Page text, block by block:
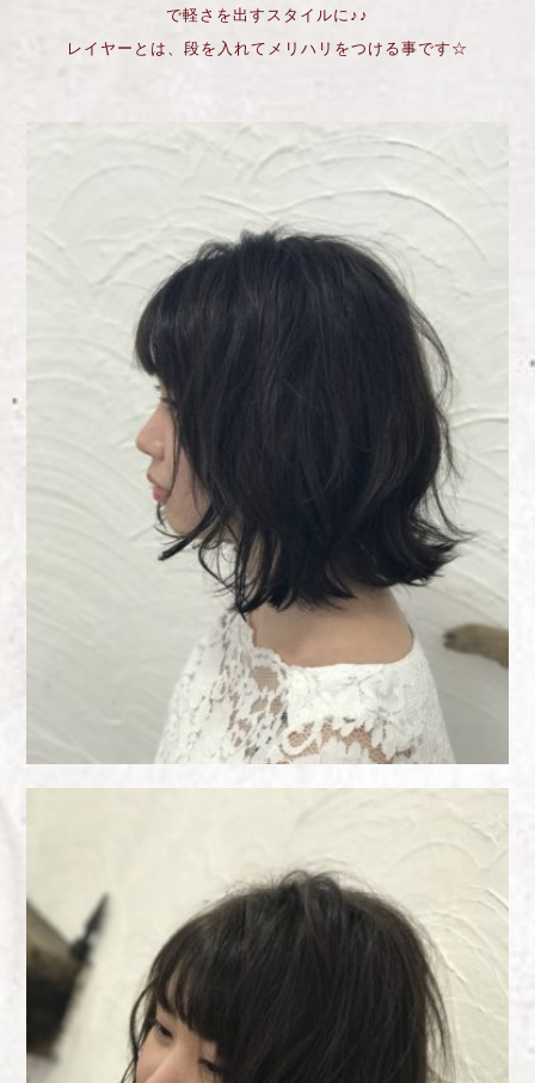
で軽さを出すスタイルに♪♪
レイヤーとは、段を入れてメリハリをつける事です☆